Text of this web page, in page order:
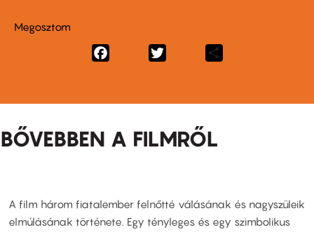
Megosztom
Facebook
BŐVEBBEN A FILMRŐL
A film három fiatalember felnőtté válásának és nagyszüleik
elmúlásának története. Egy tényleges és egy szimbolikus